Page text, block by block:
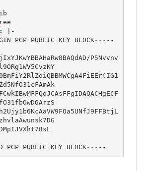
|-
PGP PUBLIC KEY BLOCK--- --
PGP PUBLIC KEY BLOCK--- --